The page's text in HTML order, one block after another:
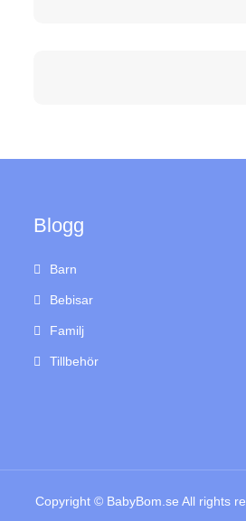
Blogg
Barn
Bebisar
Familj
Tillbehör
Copyright © BabyBom.se All rights